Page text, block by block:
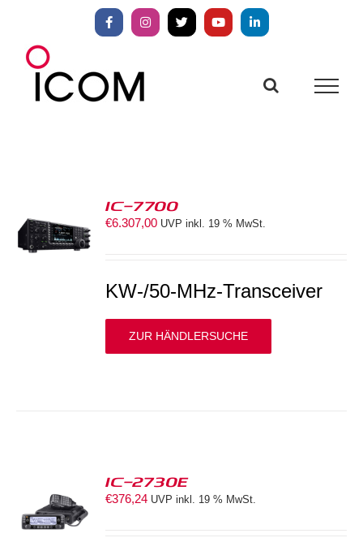
springen
FacebookInstagram
X YouTubeLinkedIn
IC-7700
€6.307,00 UVP inkl. 19 % MwSt.
KW-/50-MHz-Transceiver
ZUR HÄNDLERSUCHE
IC-2730E
€376,24 UVP inkl. 19 % MwSt.